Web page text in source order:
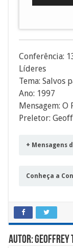
Conferência:
Líderes
Tema: Salvos
Ano: 1997
Mensagem:
Preletor:
+ Mensagens
Conheça a
Autor: Geoffrey